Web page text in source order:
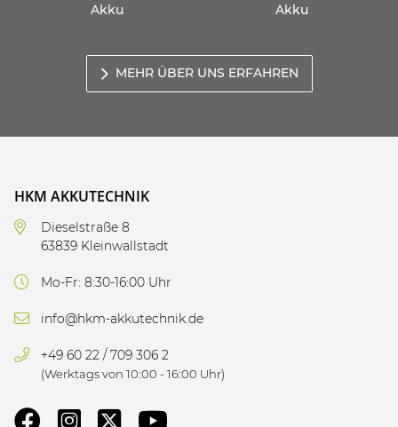
Akku
Akku
MEHR ÜBER UNS ERFAHREN
HKM AKKUTECHNIK
Dieselstraße 8
63839 Kleinwallstadt
Mo-Fr: 8:30-16:00 Uhr
info@hkm-akkutechnik.de
+49 60 22 / 709 306 2
(Werktags von 10:00 - 16:00 Uhr)